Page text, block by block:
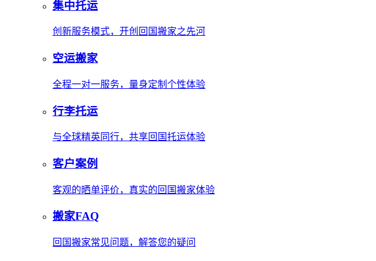
集中托运
创新服务模式，开创回国搬家之先河
空运搬家
全程一对一服务，量身定制个性体验
行李托运
与全球精英同行，共享回国托运体验
客户案例
客观的晒单评价，真实的回国搬家体验
搬家FAQ
回国搬家常见问题，解答您的疑问